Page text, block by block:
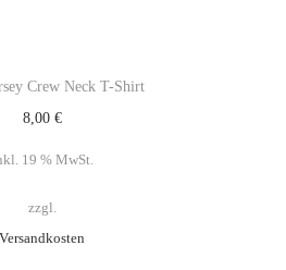
Crew Neck T-Shirt
8,00 €
19 % MwSt.
zzgl.
Versandkosten